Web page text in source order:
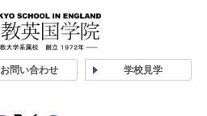
お問い合わせ 学校見学